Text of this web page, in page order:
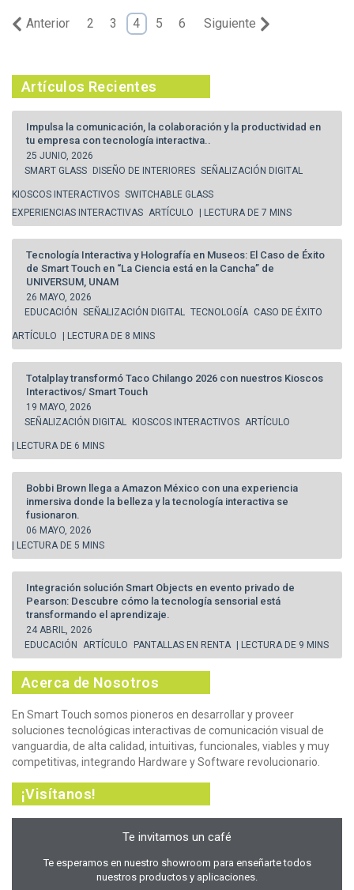
Artículos Recientes
Impulsa la comunicación, la colaboración y la productividad en
tu empresa con tecnología interactiva..
25 JUNIO, 2026
SMART GLASS DISEÑO DE INTERIORES SEÑALIZACIÓN DIGITAL
KIOSCOS INTERACTIVOS SWITCHABLE GLASS
EXPERIENCIAS INTERACTIVAS ARTÍCULO | LECTURA DE 7 MINS
Tecnología Interactiva y Holografía en Museos: El Caso de Éxito
de Smart Touch en “La Ciencia está en la Cancha” de
UNIVERSUM, UNAM
26 MAYO, 2026
EDUCACIÓN SEÑALIZACIÓN DIGITAL TECNOLOGÍA CASO DE ÉXITO
ARTÍCULO | LECTURA DE 8 MINS
Totalplay transformó Taco Chilango 2026 con nuestros Kioscos
Interactivos/ Smart Touch
19 MAYO, 2026
SEÑALIZACIÓN DIGITAL
KIOSCOS INTERACTIVOS ARTÍCULO
| LECTURA DE 6 MINS
Bobbi Brown llega a Amazon México con una experiencia
inmersiva donde la belleza y la tecnología interactiva se
fusionaron.
06 MAYO, 2026
| LECTURA DE 5 MINS
Integración solución Smart Objects en evento privado de
Pearson: Descubre cómo la tecnología sensorial está
transformando el aprendizaje.
24 ABRIL, 2026
EDUCACIÓN
ARTÍCULO PANTALLAS EN RENTA | LECTURA DE 9 MINS
Acerca de Nosotros
En Smart Touch somos pioneros en desarrollar y proveer
soluciones tecnológicas interactivas de comunicación visual de
vanguardia, de alta calidad, intuitivas, funcionales, viables y muy
competitivas, integrando Hardware y Software revolucionario.
¡Visítanos!
Te invitamos un café
Te esperamos en nuestro showroom para enseñarte todos
nuestros productos y aplicaciones.
Anterior 2 3 4 5 6 Siguiente